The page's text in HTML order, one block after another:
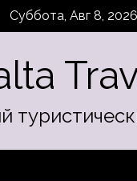
Суббота, Авг 8, 2026